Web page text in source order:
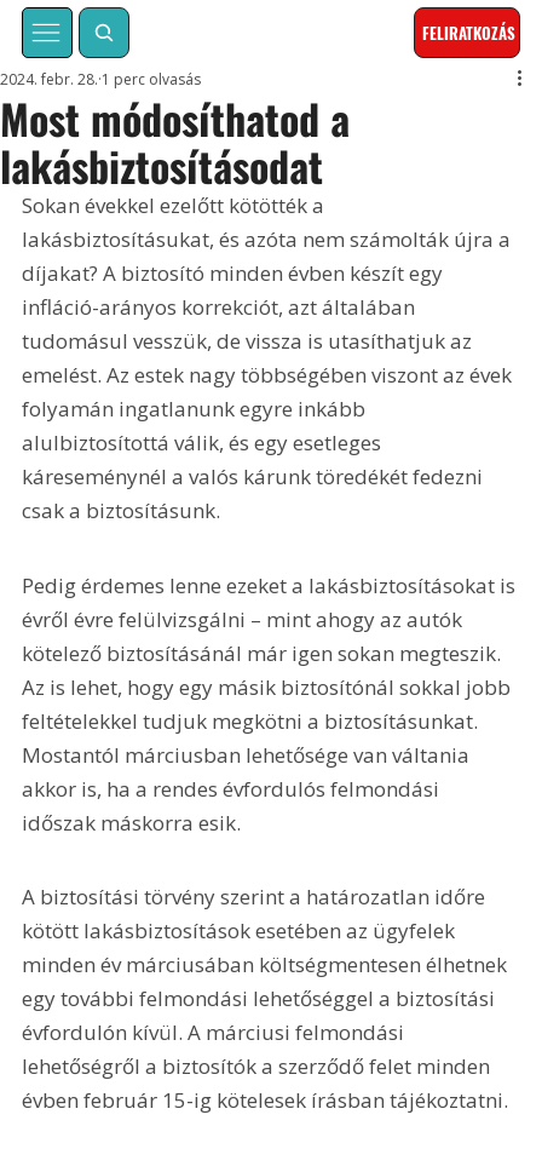
FELIRATKOZÁS
Most módosíthatod a
lakásbiztosításodat
2024. febr. 28. 1 perc olvasás
Sokan évekkel ezelőtt kötötték a
lakásbiztosításukat, és azóta nem számolták újra a
díjakat? A biztosító minden évben készít egy
infláció-arányos korrekciót, azt általában
tudomásul vesszük, de vissza is utasíthatjuk az
emelést. Az estek nagy többségében viszont az évek
folyamán ingatlanunk egyre inkább
alulbiztosítottá válik, és egy esetleges
káreseménynél a valós kárunk töredékét fedezni
csak a biztosításunk.
Pedig érdemes lenne ezeket a lakásbiztosításokat is
évről évre felülvizsgálni – mint ahogy az autók
kötelező biztosításánál már igen sokan megteszik.
Az is lehet, hogy egy másik biztosítónál sokkal jobb
feltételekkel tudjuk megkötni a biztosításunkat.
Mostantól márciusban lehetősége van váltania
akkor is, ha a rendes évfordulós felmondási
időszak máskorra esik.
A biztosítási törvény szerint a határozatlan időre
kötött lakásbiztosítások esetében az ügyfelek
minden év márciusában költségmentesen élhetnek
egy további felmondási lehetőséggel a biztosítási
évfordulón kívül. A márciusi felmondási
lehetőségről a biztosítók a szerződő felet minden
évben február 15-ig kötelesek írásban tájékoztatni.